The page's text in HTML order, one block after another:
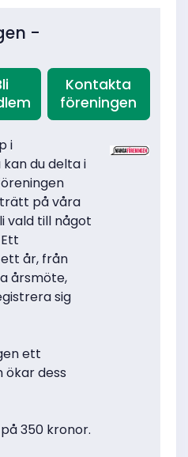
-
Kontakta
föreningen
i
du delta i
på våra
vald till något
år, från
årsmöte,
sig
ett
ökar dess
350 kronor.